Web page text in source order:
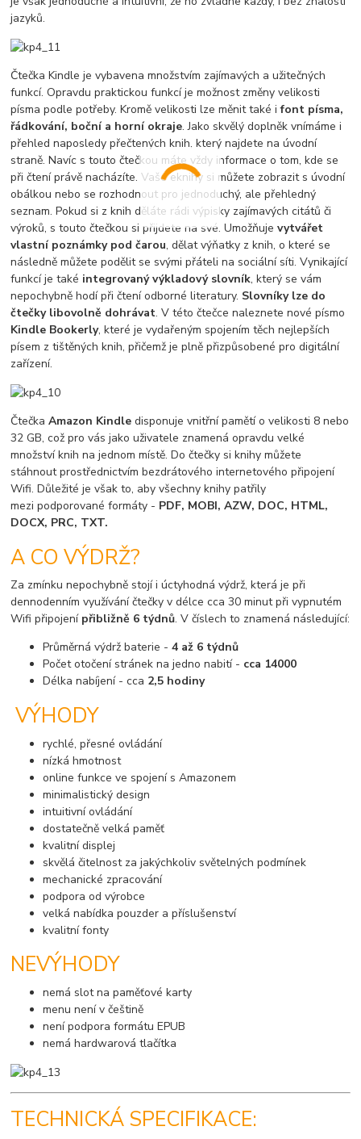
jazyků.
Čtečka Kindle je vybavena množstvím zajímavých a užitečných
funkcí. Opravdu praktickou funkcí je možnost změny velikosti
písma podle potřeby. Kromě velikosti lze měnit také ifont písma,
řádkování, boční a horní okraje. Jako skvělý doplněk vnímáme i
přehled naposledy přečtených knih, který najdete na úvodní
straně. Navíc s touto čtečkou máte vždy informace o tom, kde se
při čtení právě nacházíte. Vaše eknihy si můžete zobrazit s úvodní
obálkou nebo se rozhodnout pro jednoduchý, ale přehledný
seznam. Pokud si z knih děláte rádi výpisky zajímavých citátů či
výroků, s touto čtečkou si přijdete na své. Umožňujevytvářet
vlastní poznámky pod čarou, dělat výňatky z knih, o které se
následně můžete podělit se svými přáteli na sociální síti. Vynikající
funkcí je také integrovaný výkladový slovník, který se vám
nepochybně hodí při čtení odborné literatury. Slovníky lze do
čtečky libovolně dohrávat. V této čtečce naleznete nové písmo
Kindle Bookerly, které je vydařeným spojením těch nejlepších
písem z tištěných knih, přičemž je plně přizpůsobené pro digitální
zařízení.
ČtečkaAmazon Kindle disponuje vnitřní pamětí o velikosti 8 nebo
32 GB, což pro vás jako uživatele znamená opravdu velké
množství knih na jednom místě. Do čtečky si knihy můžete
stáhnout prostřednictvím bezdrátového internetového připojení
Wifi. Důležité je však to, aby všechny knihy patřily
mezi podporované formáty - PDF, MOBI, AZW, DOC, HTML,
DOCX, PRC, TXT.
A CO VÝDRŽ?
Za zmínku nepochybně stojí i úctyhodná výdrž, která je při
dennodenním využívání čtečky v délce cca 30 minut při vypnutém
Wifi připojení přibližně 6 týdnů. V číslech to znamená následující:
Průměrná výdrž baterie -4 až 6 týdnů
Počet otočení stránek na jedno nabití - cca 14000
Délka nabíjení - cca 2,5 hodiny
VÝHODY
rychlé, přesné ovládání
nízká hmotnost
online funkce ve spojení s Amazonem
minimalistický design
intuitivní ovládání
dostatečně velká paměť
kvalitní displej
skvělá čitelnost za jakýchkoliv světelných podmínek
mechanické zpracování
podpora od výrobce
velká nabídka pouzder a příslušenství
kvalitní fonty
NEVÝHODY
nemá slot na paměťové karty
menu není v češtině
není podpora formátu EPUB
nemá hardwarová tlačítka
TECHNICKÁ SPECIFIKACE: